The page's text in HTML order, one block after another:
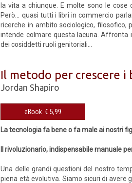
la vita a chiunque. E molte sono le
Però… quasi tutti i libri in commercio
ricerche in ambito sociologico,
intende colmare questa lacuna. Affronta
dei cosiddetti ruoli genitoriali...
Il metodo per crescere
Jordan Shapiro
eBook € 5,99
La tecnologia fa bene o fa male ai nostri
Il rivoluzionario, indispensabile manuale
Una delle grandi questioni del nostro
piena età evolutiva. Siamo sicuri di